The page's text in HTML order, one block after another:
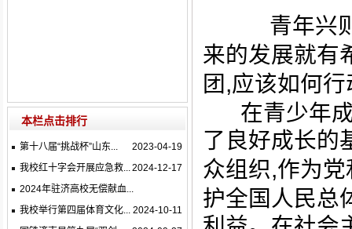
本栏点击排行
第十八届“挑战杯”山东...
2023-04-19
我校红十字会开展应急救...2024-12-17
2024年驻济高校无偿献血...
2024-10-11
我校举行第四届体育文化...
青年兴
来的发展就有
团 ,应该如何行
在青少年成
了良好成长的
众组织,作为
护全国人民总